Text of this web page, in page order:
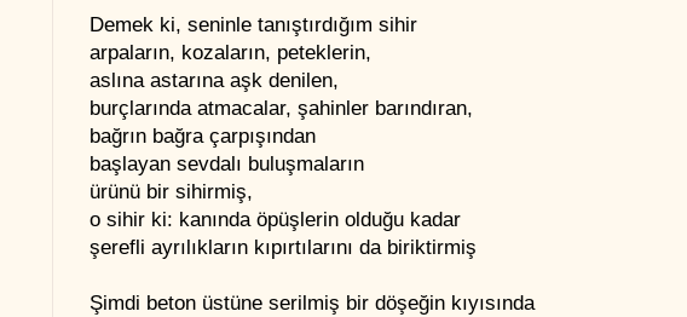
Demek ki, seninle tanıştırdığım sihir
arpaların, kozaların, peteklerin,
aslına astarına aşk denilen,
burçlarında atmacalar, şahinler barındıran,
bağrın bağra çarpışından
başlayan sevdalı buluşmaların
ürünü bir sihirmiş,
o sihir ki: kanında öpüşlerin olduğu kadar
şerefli ayrılıkların kıpırtılarını da biriktirmiş
Şimdi beton üstüne serilmiş bir döşeğin kıyısında